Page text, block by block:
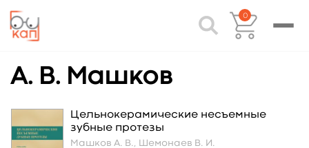
0
А. В. Машков
Цельнокерамические несъемные
зубные протезы
Машков А. В., Шемонаев В. И.